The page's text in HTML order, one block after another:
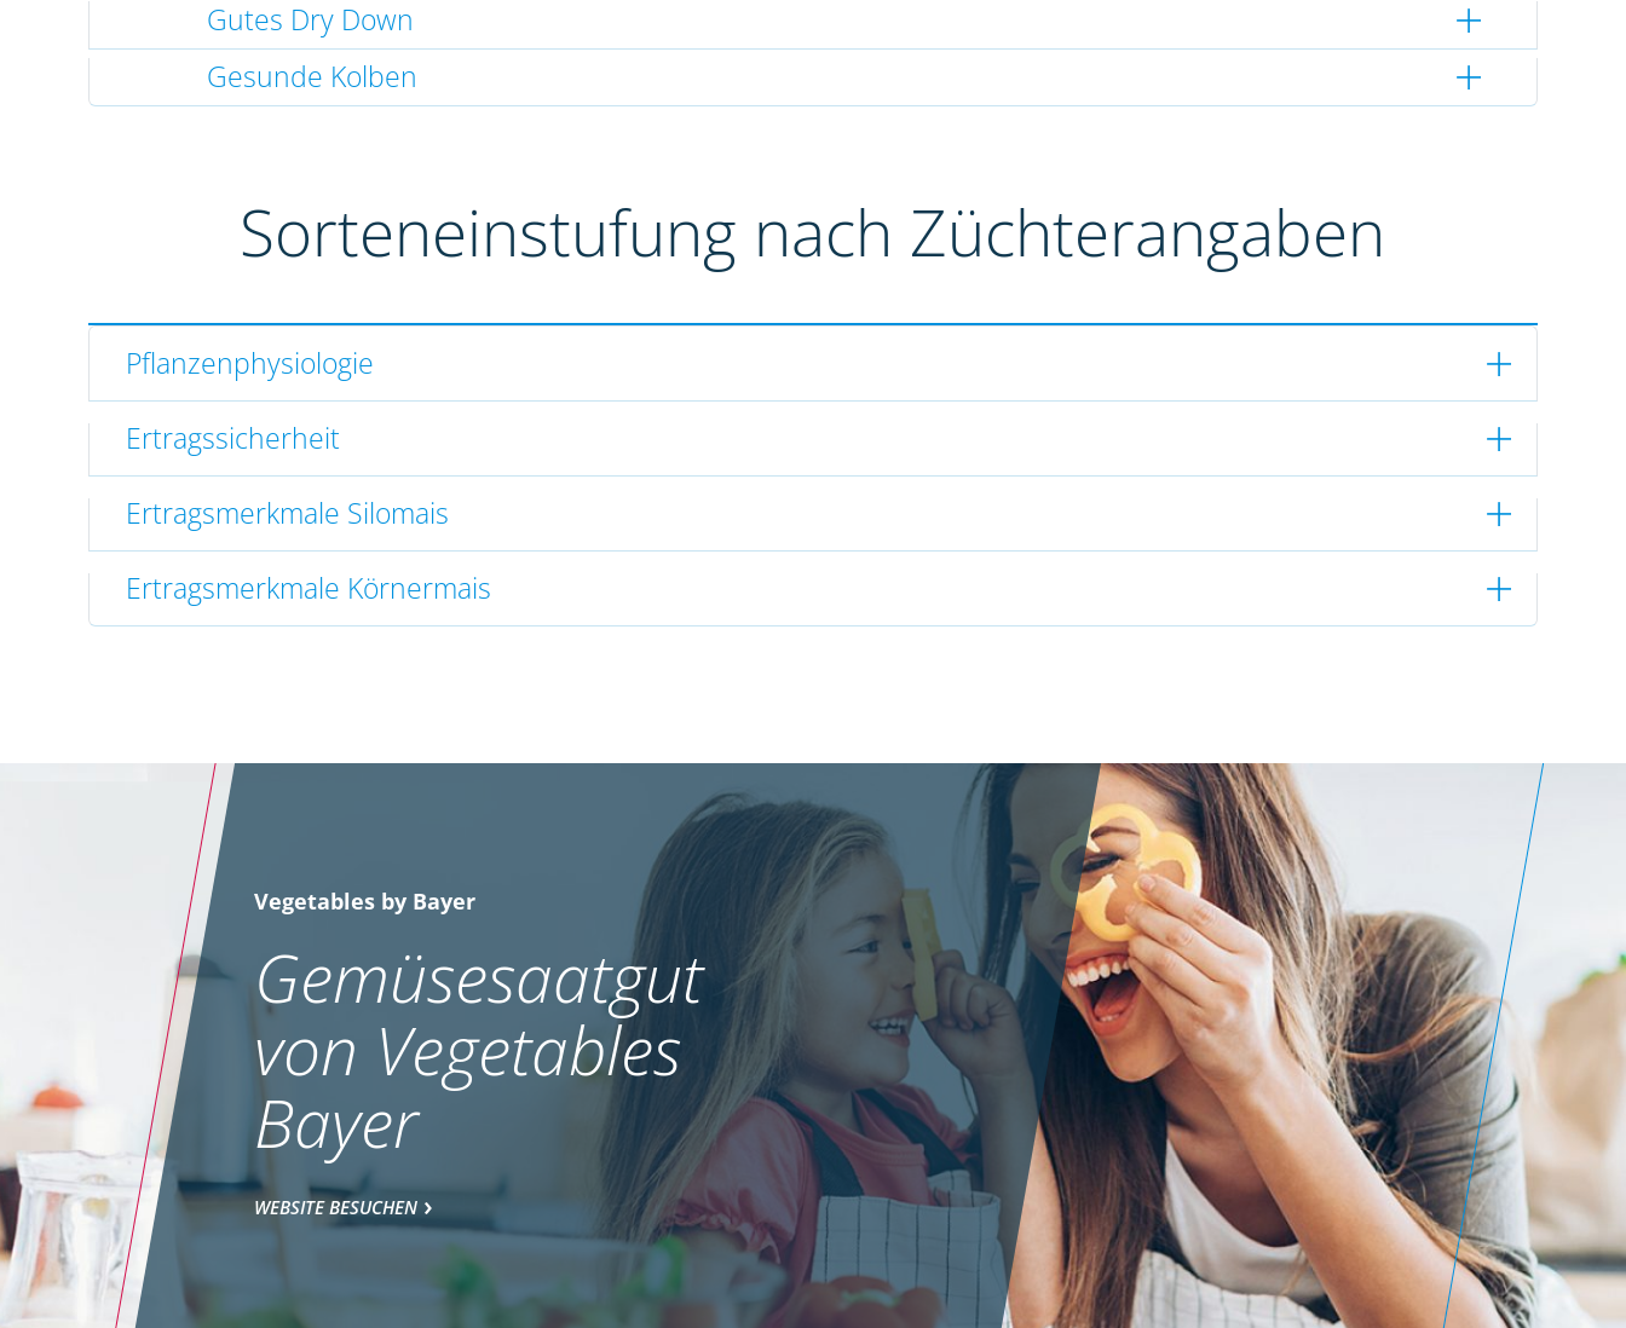
Gutes Dry Down
Gesunde Kolben
Sorteneinstufung nach Züchterangaben
Pflanzenphysiologie
Ertragssicherheit
Ertragsmerkmale Silomais
Ertragsmerkmale Körnermais
Vegetables by Bayer
Gemüsesaatgut
von Vegetables
Bayer
WEBSITE BESUCHEN